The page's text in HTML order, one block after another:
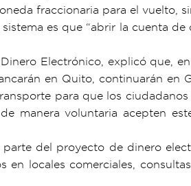
fraccionaria para el vuelto,
es que “abrir la cuenta
Electrónico, explicó que,
en Quito, continuarán
para que los
manera voluntaria acepten
del proyecto de dinero
en locales comerciales,